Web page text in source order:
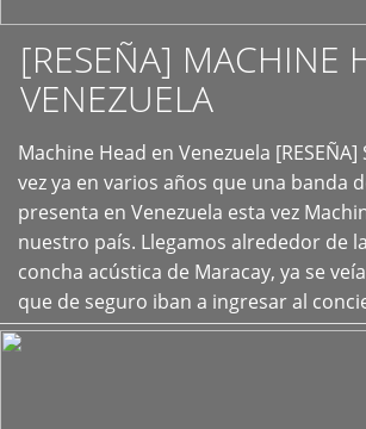
[RESEÑA] MACHINE
VENEZUELA
Machine Head en Venezuela
vez ya en varios años que una banda
presenta en Venezuela esta vez
nuestro país. Llegamos alrededor de
concha acústica de Maracay, ya se
que de seguro iban a ingresar al
+